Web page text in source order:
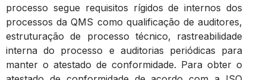
processo segue requisitos rígidos de internos dos
processos da QMS como qualificação de auditores,
estruturação de processo técnico, rastreabilidade
interna do processo e auditorias periódicas para
manter o atestado de conformidade. Para obter o